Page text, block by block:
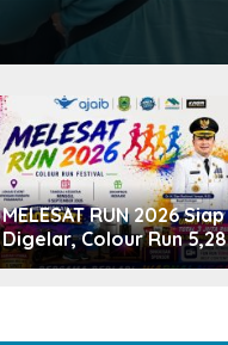
MELESAT RUN 2026 Siap
Digelar, Colour Run 5,28
Km Jadi Ajang Sport